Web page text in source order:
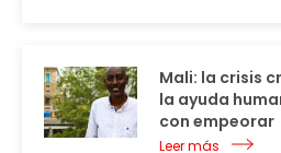
Mali: la crisis
la ayuda
con empeorar
Leer más